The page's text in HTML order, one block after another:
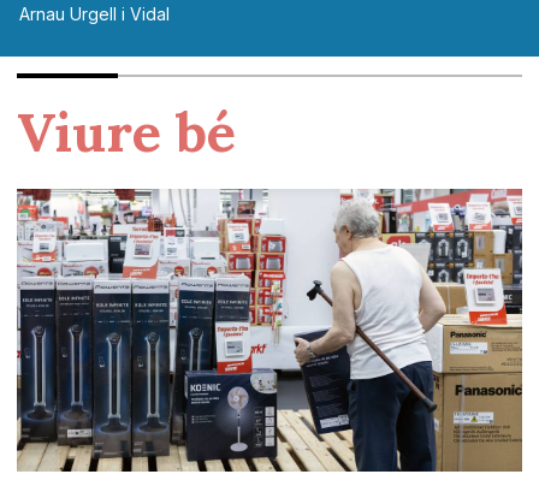
Arnau Urgell i Vidal
Viure bé